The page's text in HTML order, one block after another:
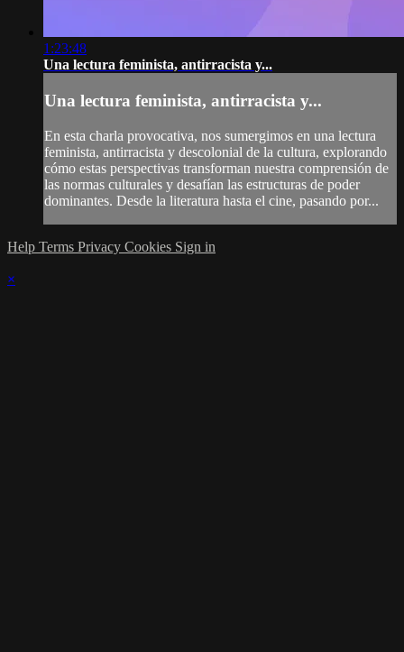
1:23:48
Una lectura feminista, antirracista y...
Una lectura feminista, antirracista y...
En esta charla provocativa, nos sumergimos en una lectura
feminista, antirracista y descolonial de la cultura, explorando
cómo estas perspectivas transforman nuestra comprensión de
las normas culturales y desafían las estructuras de poder
dominantes. Desde la literatura hasta el cine, pasando por...
Help Terms Privacy Cookies Sign in
×